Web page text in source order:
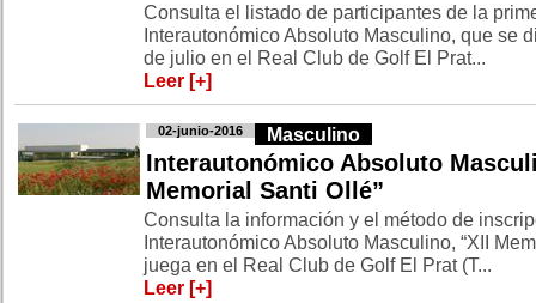
Consulta el listado de participantes de la
Interautonómico Absoluto Masculino, que se
de julio en el Real Club de Golf El Prat...
Leer [+]
02-junio-2016 Masculino
Interautonómico Absoluto
Memorial Santi Ollé”
Consulta la información y el método de
Interautonómico Absoluto Masculino, “XII
juega en el Real Club de Golf El Prat (T...
Leer [+]